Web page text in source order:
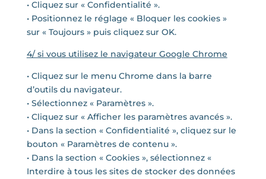
• Cliquez sur « Confidentialité ».
• Positionnez le réglage « Bloquer les cookies »
sur « Toujours » puis cliquez sur OK.
4/ si vous utilisez le navigateur Google Chrome
• Cliquez sur le menu Chrome dans la barre
d’outils du navigateur.
• Sélectionnez « Paramètres ».
• Cliquez sur « Afficher les paramètres avancés ».
• Dans la section « Confidentialité », cliquez sur le
bouton « Paramètres de contenu ».
• Dans la section « Cookies », sélectionnez «
Interdire à tous les sites de stocker des données